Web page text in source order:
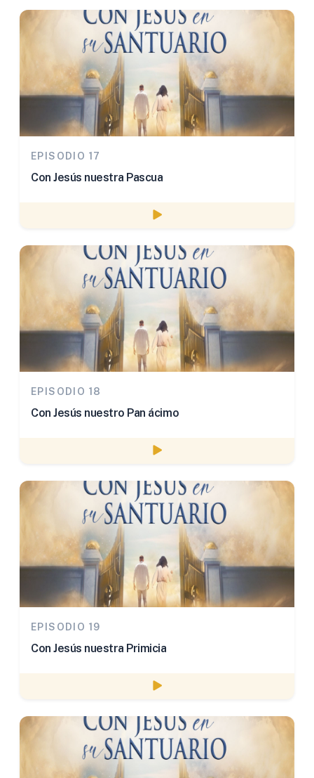
EPISODIO 17
Con Jesús nuestra Pascua
Watch episode
EPISODIO 18
Con Jesús nuestro Pan ácimo
Watch episode
EPISODIO 19
Con Jesús nuestra Primicia
Watch episode